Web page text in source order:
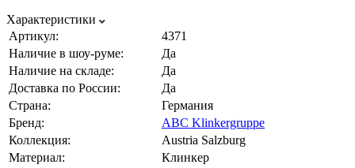
Характеристики
Артикул:
4371
Наличие в шоу-руме:
Да
Наличие на складе:
Да
Доставка по России:
Да
Страна:
Германия
Бренд:
ABC Klinkergruppe
Коллекция:
Austria Salzburg
Материал:
Клинкер